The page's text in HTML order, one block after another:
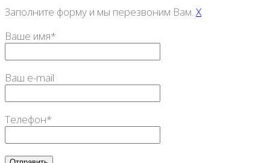
Заполните форму и мы перезвоним Вам. X
Ваше имя*
Ваш e-mail
Телефон*